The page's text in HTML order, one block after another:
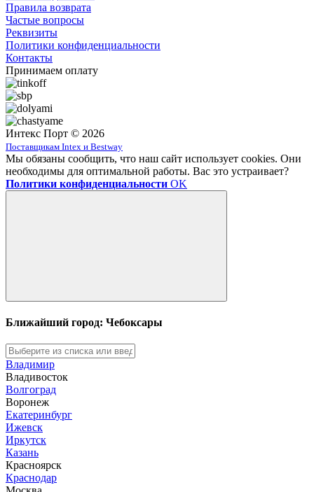
Правила возврата
Частые вопросы
Реквизиты
Политики конфиденциальности
Контакты
Принимаем оплату
Интекс Порт © 2026
Поставщикам Intex и Bestway
Мы обязаны сообщить, что наш сайт использует cookies. Они
необходимы для оптимальной работы. Вас это устраивает?
Политики конфиденциальности OK
Ближайший город: Чебоксары
Владимир
Владивосток
Волгоград
Воронеж
Екатеринбург
Ижевск
Иркутск
Казань
Красноярск
Краснодар